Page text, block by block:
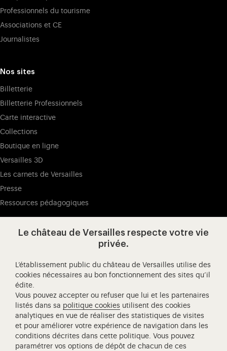
Professionnels du tourisme
Associations et CE
Journalistes
Nos sites
Billetterie
Billetterie Professionnels
Carte interactive
Collections
Boutique en ligne
Versailles 3D
Les carnets de Versailles
Presse
Ressources pédagogiques
Visitez notre Facebook (ouverture
Visitez notre X (ouverture dans un
Visitez notre Instagram
Visitez notre YouTube
Château de Versailles Spectacles
L'Opéra royal de Versailles
Centre de recherche du château de Versailles
Centre de Musique Baroque de Versailles
Réseau des Résidences Royales Européenne
Le château de Versailles respecte votre vie
privée.
L’établissement public du château de Versailles utilise des
cookies nécessaires au bon fonctionnement des sites qu’il
édite.
Vous pouvez accepter ou refuser que lui et les partenaires
listés dans sa politique cookies utilisent des cookies
analytiques en vue de réaliser des statistiques de visites
et pour améliorer votre expérience de navigation dans les
conditions décrites dans cette politique. Vous pouvez
paramétrer vos options de dépôt de chacun de ces